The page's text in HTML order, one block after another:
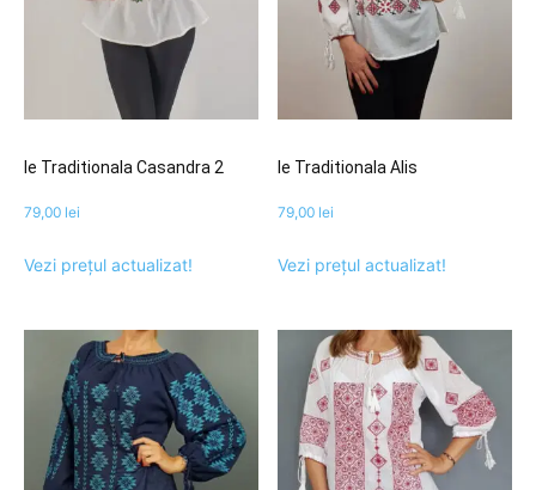
Ie Traditionala Casandra 2
79,00 lei
Vezi prețul actualizat!
Ie Traditionala Alis
79,00 lei
Vezi prețul actualizat!